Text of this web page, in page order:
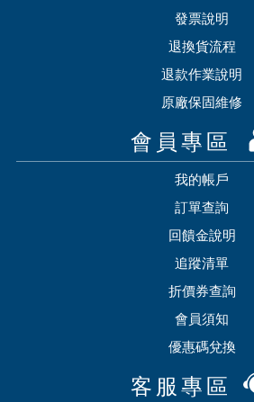
發票說明
退換貨流程
退款作業說明
原廠保固維修
會員專區
我的帳戶
訂單查詢
回饋金說明
追蹤清單
折價券查詢
會員須知
優惠碼兌換
客服專區